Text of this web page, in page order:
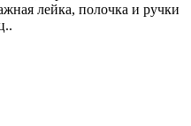
лейка, полочка и ручки